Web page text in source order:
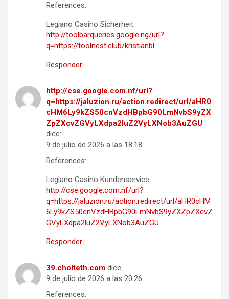
References:
Legiano Casino Sicherheit
http://toolbarqueries.google.ng/url?
q=https://toolnest.club/kristianbl
Responder
http://cse.google.com.nf/url?
q=https://jaluzion.ru/action.redirect/url/aHR0
cHM6Ly9kZS50cnVzdHBpbG90LmNvbS9yZX
ZpZXcvZGVyLXdpa2luZ2VyLXNob3AuZGU
dice:
9 de julio de 2026 a las 18:18
References:
Legiano Casino Kundenservice
http://cse.google.com.nf/url?
q=https://jaluzion.ru/action.redirect/url/aHR0cHM
6Ly9kZS50cnVzdHBpbG90LmNvbS9yZXZpZXcvZ
GVyLXdpa2luZ2VyLXNob3AuZGU
Responder
39.cholteth.com dice:
9 de julio de 2026 a las 20:26
References: